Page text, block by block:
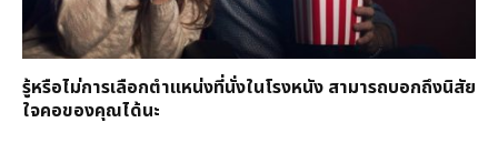
รู้หรือไม่การเลือกตำแหน่งที่นั่งในโรงหนัง สามารถบอกถึงนิสัย
ใจคอของคุณได้นะ